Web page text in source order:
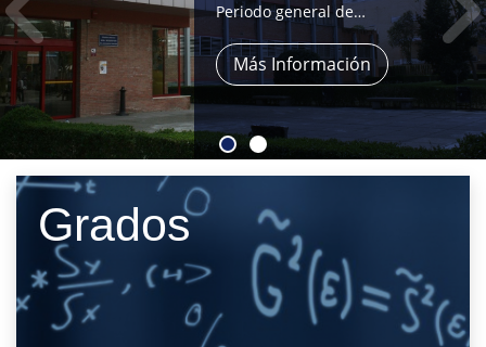
Periodo general de
automatrícula:
- del 9 al 31 de julio,
- y del 1 al 4 de septiembre
Más Información
Grados